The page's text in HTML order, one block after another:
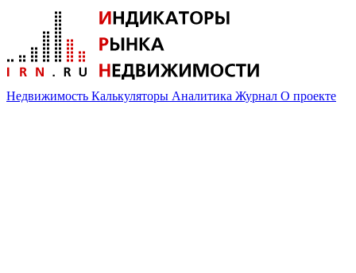
Недвижимость Калькуляторы Аналитика Журнал О проекте